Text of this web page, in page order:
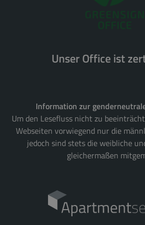
Unser Office ist
Information zur
Um den Lesefluss nicht zu
Webseiten vorwiegend nur die
jedoch sind stets die weibliche
gleichermaßen